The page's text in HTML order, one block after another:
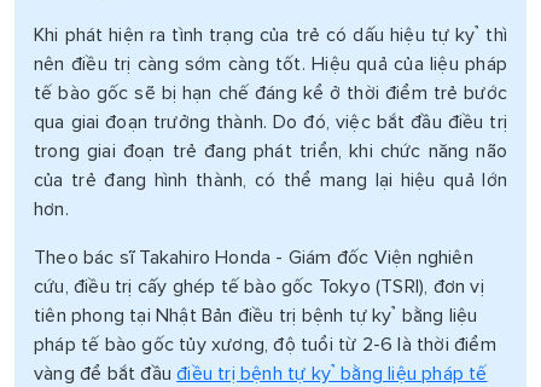
Khi phát hiện ra tình trạng của trẻ có dấu hiệu tự kỷ thì
nên điều trị càng sớm càng tốt. Hiệu quả của liệu pháp
tế bào gốc sẽ bị hạn chế đáng kể ở thời điểm trẻ bước
qua giai đoạn trưởng thành. Do đó, việc bắt đầu điều trị
trong giai đoạn trẻ đang phát triển, khi chức năng não
của trẻ đang hình thành, có thể mang lại hiệu quả lớn
hơn.
Theo bác sĩ Takahiro Honda - Giám đốc Viện nghiên
cứu, điều trị cấy ghép tế bào gốc Tokyo (TSRI), đơn vị
tiên phong tại Nhật Bản điều trị bệnh tự kỷ bằng liệu
pháp tế bào gốc tủy xương, độ tuổi từ 2-6 là thời điểm
vàng để bắt đầuđiều trị bệnh tự kỷ bằng liệu pháp tế